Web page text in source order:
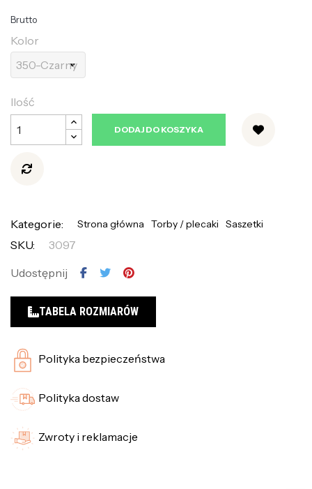
Brutto
Kolor
Ilość
DODAJ DO KOSZYKA
Kategorie: Strona główna Torby / plecaki Saszetki
SKU:
3097
Udostępnij
TABELA ROZMIARÓW
Polityka bezpieczeństwa
Polityka dostaw
Zwroty i reklamacje